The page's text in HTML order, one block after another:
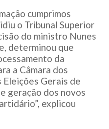
cumprimos
o Tribunal Superior
do ministro Nunes
determinou que
da
a Câmara dos
Gerais de
geração dos novos
explicou